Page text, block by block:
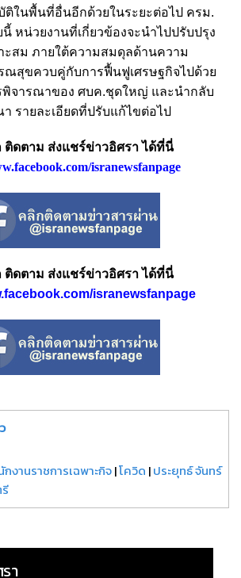
ติในพื้นที่อื่นอีกด้วยในระยะต่อไป ครม.
หน่วยงานที่เกี่ยวข้องจะนำไปปรับปรุง
ะสม ภายใต้ความสมดุลด้านความ
ณสุขควบคู่กับการฟื้นฟูเศรษฐกิจไปด้วย
พิจารณาของ ศบค.ชุดใหญ่ และนำกลับ
รายละเอียดที่ปรับแก้ไขต่อไป
ติดตาม ส่งแชร์ข่าวอิศรา ได้ที่นี่
isranewsfanpage
ติดตาม ส่งแชร์ข่าวอิศรา ได้ที่นี่
isranewsfanpage
งานราชการเฉพาะกิจ|โควิด |ประยุทธ์ จันทร์
า